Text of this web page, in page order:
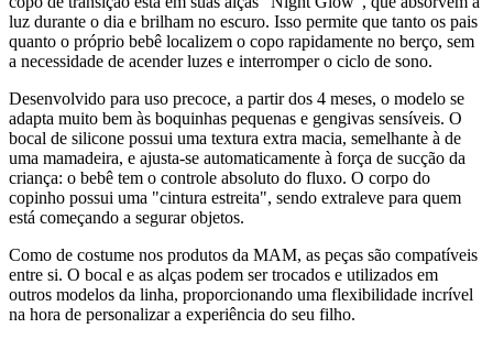
luz durante o dia e brilham no escuro. Isso permite que tanto os pais
quanto o próprio bebê localizem o copo rapidamente no berço, sem
a necessidade de acender luzes e interromper o ciclo de sono.
Desenvolvido para uso precoce, a partir dos 4 meses, o modelo se
adapta muito bem às boquinhas pequenas e gengivas sensíveis. O
bocal de silicone possui uma textura extra macia, semelhante à de
uma mamadeira, e ajusta-se automaticamente à força de sucção da
criança: o bebê tem o controle absoluto do fluxo. O corpo do
copinho possui uma "cintura estreita", sendo extraleve para quem
está começando a segurar objetos.
Como de costume nos produtos da MAM, as peças são compatíveis
entre si. O bocal e as alças podem ser trocados e utilizados em
outros modelos da linha, proporcionando uma flexibilidade incrível
na hora de personalizar a experiência do seu filho.